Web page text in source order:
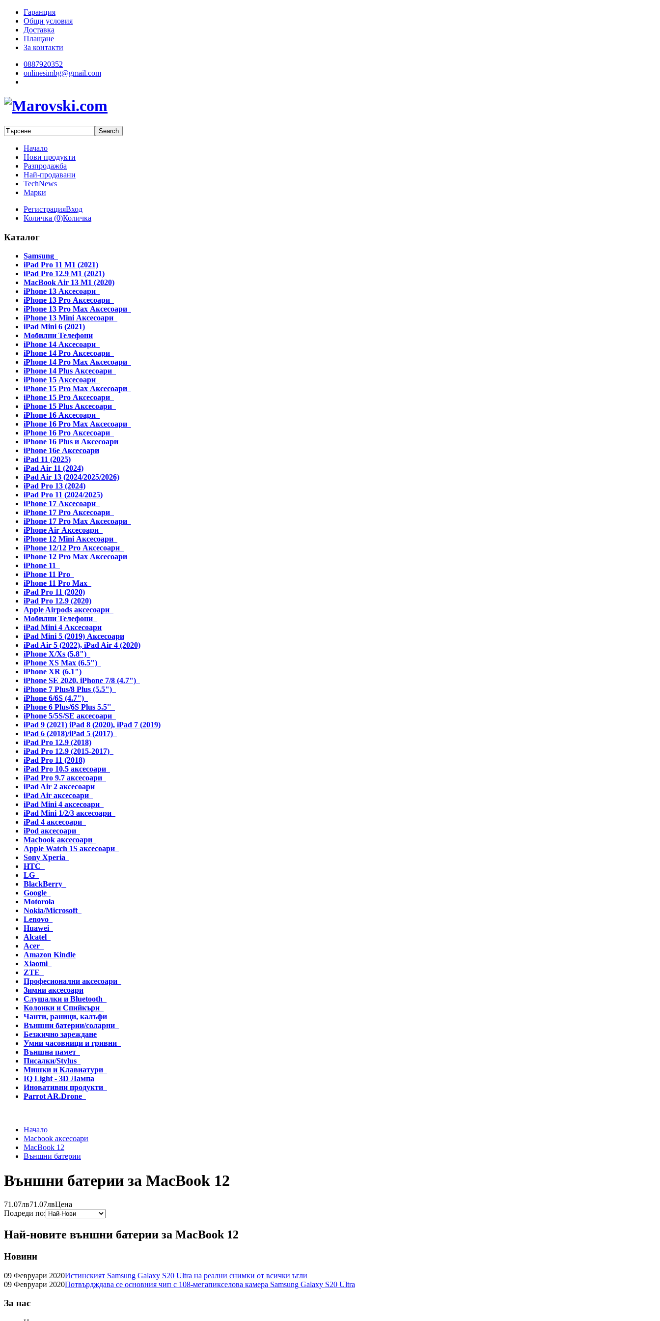
Гаранция
Общи условия
Доставка
Плащане
За контакти
0887920352
onlinesimbg@gmail.com
Начало
Нови продукти
Разпродажба
Най-продавани
TechNews
Марки
РегистрацияВход
Количка (0)Количка
Каталог
Samsung
iPad Pro 11 M1 (2021)
iPad Pro 12.9 M1 (2021)
MacBook Air 13 M1 (2020)
iPhone 13 Аксесоари
iPhone 13 Pro Аксесоари
iPhone 13 Pro Max Аксесоари
iPhone 13 Mini Аксесоари
iPad Mini 6 (2021)
Мобилни Телефони
iPhone 14 Аксесоари
iPhone 14 Pro Аксесоари
iPhone 14 Pro Max Аксесоари
iPhone 14 Plus Аксесоари
iPhone 15 Аксесоари
iPhone 15 Pro Max Аксесоари
iPhone 15 Pro Аксесоари
iPhone 15 Plus Аксесоари
iPhone 16 Аксесоари
iPhone 16 Pro Max Аксесоари
iPhone 16 Pro Аксесоари
iPhone 16 Plus и Аксесоари
iPhone 16e Аксесоари
iPad 11 (2025)
iPad Air 11 (2024)
iPad Air 13 (2024/2025/2026)
iPad Pro 13 (2024)
iPad Pro 11 (2024/2025)
iPhone 17 Аксесоари
iPhone 17 Pro Аксесоари
iPhone 17 Pro Max Аксесоари
iPhone Air Аксесоари
iPhone 12 Mini Аксесоари
iPhone 12/12 Pro Аксесоари
iPhone 12 Pro Max Аксесоари
iPhone 11
iPhone 11 Pro
iPhone 11 Pro Max
iPad Pro 11 (2020)
iPad Pro 12.9 (2020)
Apple Airpods аксесоари
Мобилни Телефони
iPad Mini 4 Аксесоари
iPad Mini 5 (2019) Аксесоари
iPad Air 5 (2022), iPad Air 4 (2020)
iPhone X/Xs (5.8")
iPhone XS Max (6.5")
iPhone XR (6.1")
iPhone SE 2020, iPhone 7/8 (4.7")
iPhone 7 Plus/8 Plus (5.5")
iPhone 6/6S (4.7")
iPhone 6 Plus/6S Plus 5.5''
iPhone 5/5S/SE аксесоари
iPad 9 (2021) iPad 8 (2020), iPad 7 (2019)
iPad 6 (2018)/iPad 5 (2017)
iPad Pro 12.9 (2018)
iPad Pro 12.9 (2015-2017)
iPad Pro 11 (2018)
iPad Pro 10.5 аксесоари
iPad Pro 9.7 аксесоари
iPad Air 2 аксесоари
iPad Air аксесоари
iPad Mini 4 аксесоари
iPad Mini 1/2/3 аксесоари
iPad 4 аксесоари
iPod аксесоари
Macbook аксесоари
Apple Watch 1S аксесоари
Sony Xperia
HTC
LG
BlackBerry
Google
Motorola
Nokia/Microsoft
Lenovo
Huawei
Alcatel
Acer
Amazon Kindle
Xiaomi
ZTE
Професионални аксесоари
Зимни аксесоари
Слушалки и Bluetooth
Колонки и Спийкъри
Чанти, раници, калъфи
Външни батерии/соларни
Безжично зареждане
Умни часовници и гривни
Външна памет
Писалки/Stylus
Мишки и Клавиатури
IQ Light - 3D Лампа
Иновативни продукти
Parrot AR.Drone
Начало
Macbook аксесоари
MacBook 12
Външни батерии
Външни батерии за MacBook 12
71.07лв71.07лвЦена
Подреди по:
Най-новите външни батерии за MacBook 12
Новини
09 Февруари 2020Истинският Samsung Galaxy S20 Ultra на реални снимки от всички ъгли
09 Февруари 2020Потвърдждава се основния чип с 108-мегапикселова камера Samsung Galaxy S20 Ultra
За нас